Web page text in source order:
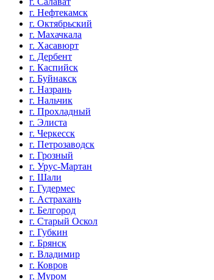
г. Нефтекамск
г. Октябрьский
г. Махачкала
г. Хасавюрт
г. Дербент
г. Каспийск
г. Буйнакск
г. Назрань
г. Нальчик
г. Прохладный
г. Элиста
г. Черкесск
г. Петрозаводск
г. Грозный
г. Урус-Мартан
г. Шали
г. Гудермес
г. Астрахань
г. Белгород
г. Старый Оскол
г. Губкин
г. Брянск
г. Владимир
г. Ковров
г. Муром